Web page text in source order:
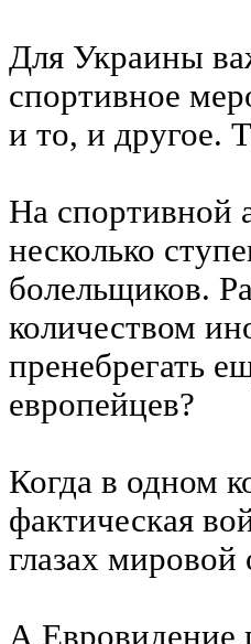
Для Украины
спортивное
и то, и другое.
На спортивной
несколько
болельщиков.
количеством
пренебрегать
европейцев?
Когда в одном
фактическая
глазах мировой
А Евровидение